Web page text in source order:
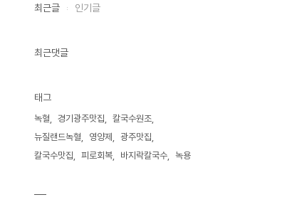
최근글 인기글
최근댓글
태그
녹혈 경기광주맛집
칼국수원조
뉴질랜드녹혈
영양제
광주맛집
칼국수맛집
피로회복 바지락칼국수 녹용